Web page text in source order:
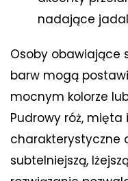
nadające
Osoby obawiające
barw mogą
mocnym kolorze
Pudrowy róż,
charakterystyczne
subtelniejszą,